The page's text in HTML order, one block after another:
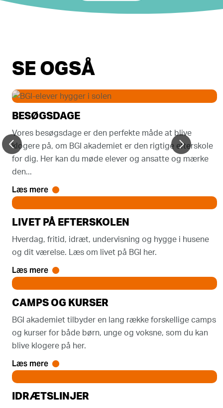
SE OGSÅ
BESØGSDAGE
Vores besøgsdage er den perfekte måde at blive
klogere på, om BGI akademiet er den rigtige efterskole
for dig. Her kan du møde elever og ansatte og mærke
den...
Læs mere
LIVET PÅ EFTERSKOLEN
Hverdag, fritid, idræt, undervisning og hygge i husene
og dit værelse. Læs om livet på BGI her.
Læs mere
CAMPS OG KURSER
BGI akademiet tilbyder en lang række forskellige camps
og kurser for både børn, unge og voksne, som du kan
blive klogere på her.
Læs mere
IDRÆTSLINJER